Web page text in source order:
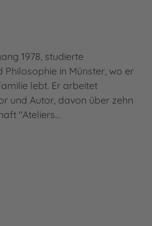
1978, studierte
in Münster, wo er
lebt. Er arbeitet
und Autor, davon über zehn
"Ateliers…